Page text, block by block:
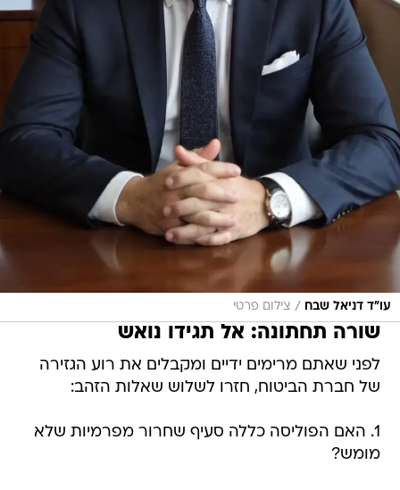
עו"ד דניאל שבח / צילום פרטי
שורה תחתונה: אל תגידו נואש
לפני שאתם מרימים ידיים ומקבלים את רוע הגזירה
של חברת הביטוח, חזרו לשלוש שאלות הזהב:
1. האם הפוליסה כללה סעיף שחרור מפרמיות שלא
מומש?